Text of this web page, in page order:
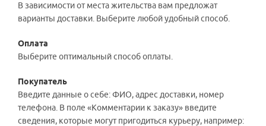
В зависимости от места жительства вам предложат
варианты доставки. Выберите любой удобный способ.
Оплата
Выберите оптимальный способ оплаты.
Покупатель
Введите данные о себе: ФИО, адрес доставки, номер
телефона. В поле «Комментарии к заказу» введите
сведения, которые могут пригодиться курьеру, например: